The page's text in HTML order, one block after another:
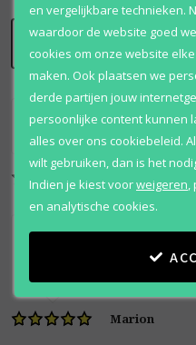
SCHRIJF
Top en snel geleverd
hele dag Alleen begooorlijj
Marion
en vergelijkbare technieken.
waardoor de website goed
cookies om onze website
maken. Ook plaatsen we
derde partijen jouw
persoonlijke content kunnen
alles over ons cookiebeleid.
wilt gebruiken, dan is het
Indien je kiest voorweigeren
en analytische cookies.